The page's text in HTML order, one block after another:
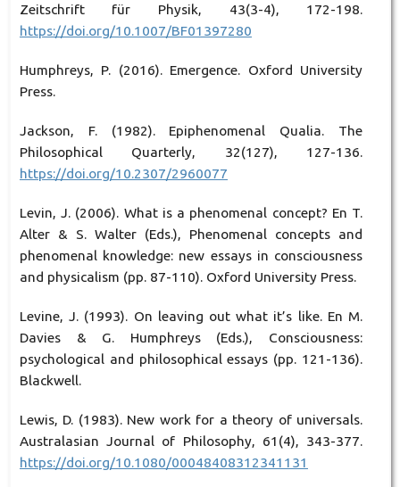
Zeitschrift für Physik, 43(3-4), 172-198.
https://doi.org/10.1007/BF01397280
Humphreys, P. (2016). Emergence. Oxford University
Press.
Jackson, F. (1982). Epiphenomenal Qualia. The
Philosophical Quarterly, 32(127), 127-136.
https://doi.org/10.2307/2960077
Levin, J. (2006). What is a phenomenal concept? En T.
Alter & S. Walter (Eds.), Phenomenal concepts and
phenomenal knowledge: new essays in consciousness
and physicalism (pp. 87-110). Oxford University Press.
Levine, J. (1993). On leaving out what it’s like. En M.
Davies & G. Humphreys (Eds.), Consciousness:
psychological and philosophical essays (pp. 121-136).
Blackwell.
Lewis, D. (1983). New work for a theory of universals.
Australasian Journal of Philosophy, 61(4), 343-377.
https://doi.org/10.1080/00048408312341131